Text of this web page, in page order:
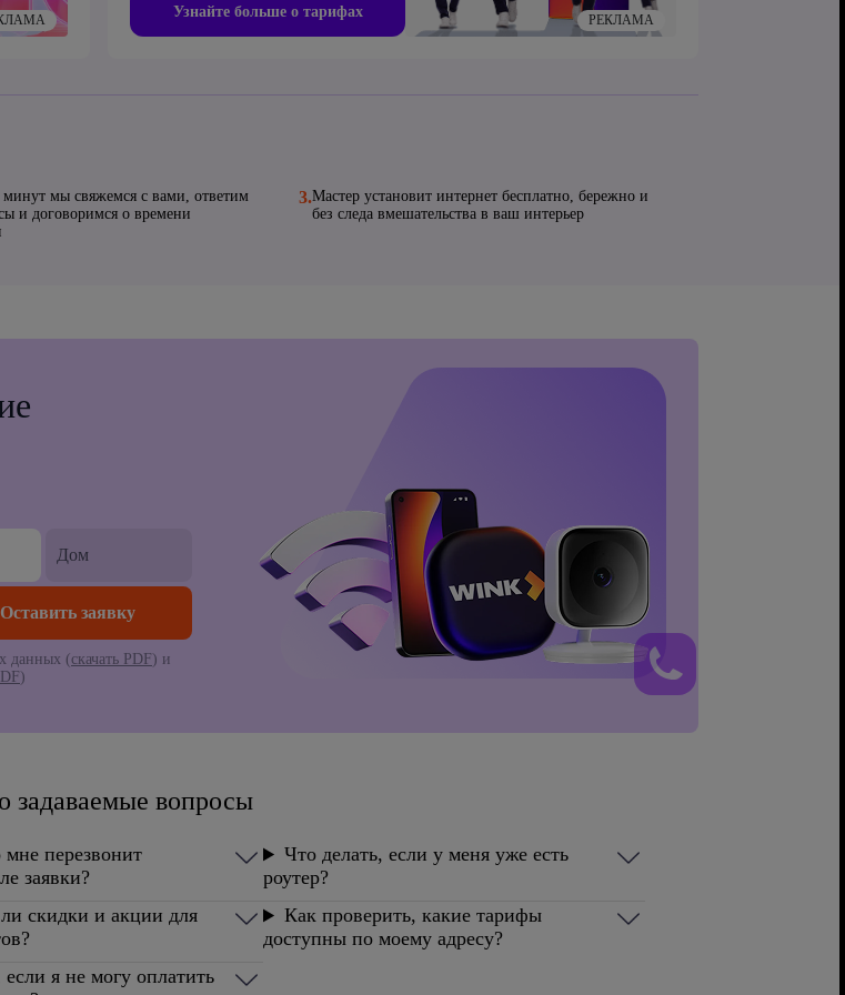
Узнайте больше о тарифах РЕКЛАМА
минут мы свяжемся с вами, ответим
и договоримся о времени
3.Мастер установит интернет бесплатно, бережно и
без следа вмешательства в ваш интерьер
данных (скачать PDF) и
)
задаваемые вопросы
перезвонит
заявки?
Что делать, если у меня уже есть
роутер?
скидки и акции для
Как проверить, какие тарифы
доступны по моему адресу?
если я не могу оплатить